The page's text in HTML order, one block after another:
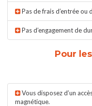
Pas de frais d’entrée ou
Pas d’engagement de
Pour
Vous disposez d’un
magnétique.